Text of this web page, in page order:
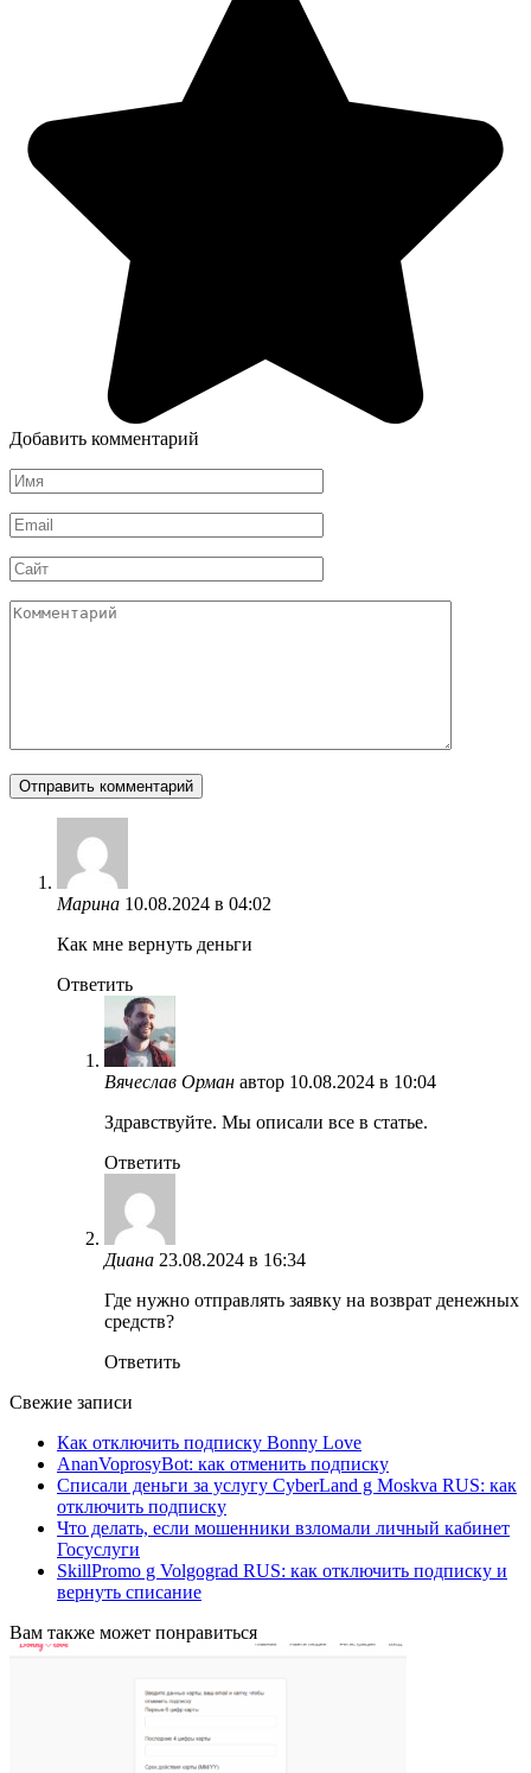
Добавить комментарий
Имя
*
Email
*
Сайт
Комментарий
Марина 10.08.2024 в 04:02
Как мне вернуть деньги
Ответить
Вячеслав Орман автор 10.08.2024 в 10:04
Здравствуйте. Мы описали все в статье.
Ответить
Диана 23.08.2024 в 16:34
Где нужно отправлять заявку на возврат денежных
средств?
Ответить
Свежие записи
Как отключить подписку Bonny Love
AnanVoprosyBot: как отменить подписку
Списали деньги за услугу CyberLand g Moskva RUS: как
отключить подписку
Что делать, если мошенники взломали личный кабинет
Госуслуги
SkillPromo g Volgograd RUS: как отключить подписку и
вернуть списание
Вам также может понравиться